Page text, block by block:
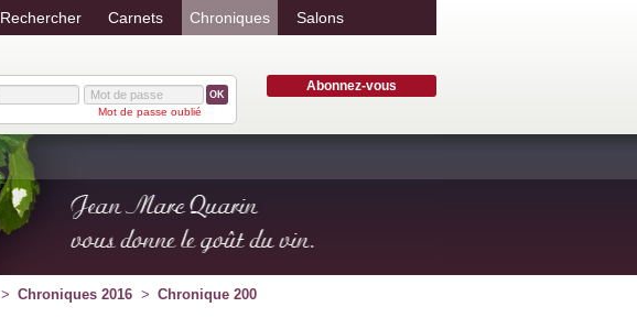
Rechercher Carnets Chroniques Salons
Abonnez-vous
OK
Mot de passe oublié
Chroniques 2016 Chronique 200